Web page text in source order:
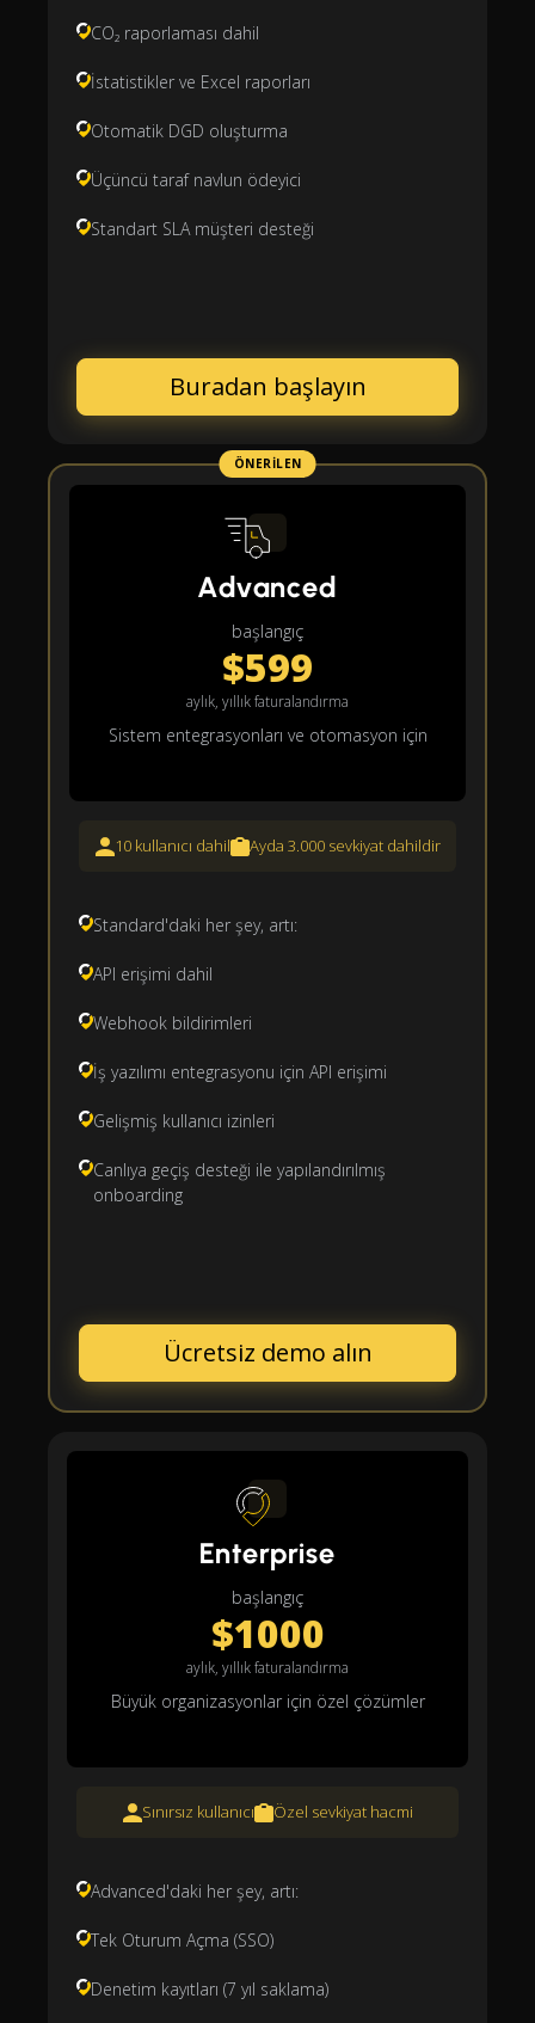
CO₂ raporlaması dahil
İstatistikler ve Excel raporları
Otomatik DGD oluşturma
Üçüncü taraf navlun ödeyici
Standart SLA müşteri desteği
Buradan başlayın
ÖNERILEN
Advanced
başlangıç
$599
aylık, yıllık faturalandırma
Sistem entegrasyonları ve otomasyon için
10 kullanıcı dahil Ayda 3.000 sevkiyat dahildir
Standard'daki her şey, artı:
API erişimi dahil
Webhook bildirimleri
İş yazılımı entegrasyonu için API erişimi
Gelişmiş kullanıcı izinleri
Canlıya geçiş desteği ile yapılandırılmış
onboarding
Ücretsiz demo alın
Enterprise
başlangıç
$1000
aylık, yıllık faturalandırma
Büyük organizasyonlar için özel çözümler
Sınırsız kullanıcı Özel sevkiyat hacmi
Advanced'daki her şey, artı:
Tek Oturum Açma (SSO)
Denetim kayıtları (7 yıl saklama)